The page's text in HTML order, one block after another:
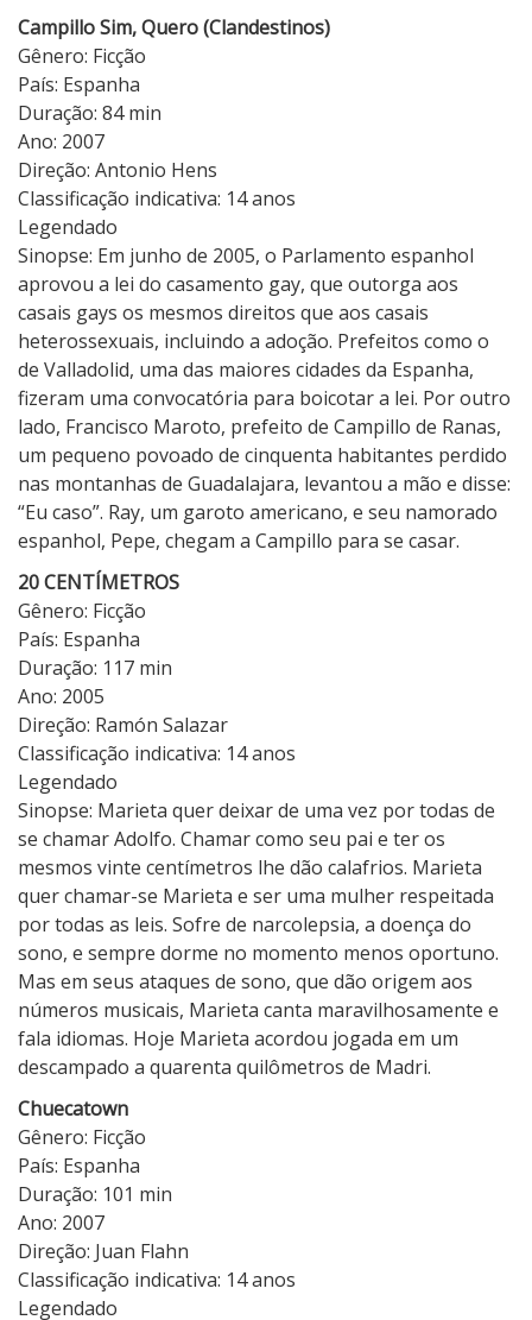
Campillo Sim, Quero (Clandestinos)
Gênero: Ficção
País: Espanha
Duração: 84 min
Ano: 2007
Direção: Antonio Hens
Classificação indicativa: 14 anos
Legendado
Sinopse: Em junho de 2005, o Parlamento espanhol
aprovou a lei do casamento gay, que outorga aos
casais gays os mesmos direitos que aos casais
heterossexuais, incluindo a adoção. Prefeitos como o
de Valladolid, uma das maiores cidades da Espanha,
fizeram uma convocatória para boicotar a lei. Por outro
lado, Francisco Maroto, prefeito de Campillo de Ranas,
um pequeno povoado de cinquenta habitantes perdido
nas montanhas de Guadalajara, levantou a mão e disse:
“Eu caso”. Ray, um garoto americano, e seu namorado
espanhol, Pepe, chegam a Campillo para se casar.
20 CENTÍMETROS
Gênero: Ficção
País: Espanha
Duração: 117 min
Ano: 2005
Direção: Ramón Salazar
Classificação indicativa: 14 anos
Legendado
Sinopse: Marieta quer deixar de uma vez por todas de
se chamar Adolfo. Chamar como seu pai e ter os
mesmos vinte centímetros lhe dão calafrios. Marieta
quer chamar-se Marieta e ser uma mulher respeitada
por todas as leis. Sofre de narcolepsia, a doença do
sono, e sempre dorme no momento menos oportuno.
Mas em seus ataques de sono, que dão origem aos
números musicais, Marieta canta maravilhosamente e
fala idiomas. Hoje Marieta acordou jogada em um
descampado a quarenta quilômetros de Madri.
Chuecatown
Gênero: Ficção
País: Espanha
Duração: 101 min
Ano: 2007
Direção: Juan Flahn
Classificação indicativa: 14 anos
Legendado